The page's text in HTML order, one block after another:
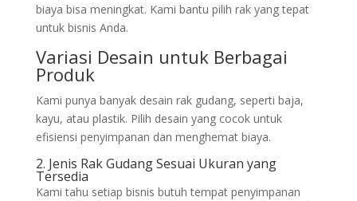
biaya bisa meningkat. Kami bantu pilih rak yang tepat
untuk bisnis Anda.
Variasi Desain untuk Berbagai
Produk
Kami punya banyak desain rak gudang, seperti baja,
kayu, atau plastik. Pilih desain yang cocok untuk
efisiensi penyimpanan dan menghemat biaya.
2. Jenis Rak Gudang Sesuai Ukuran yang
Tersedia
Kami tahu setiap bisnis butuh tempat penyimpanan